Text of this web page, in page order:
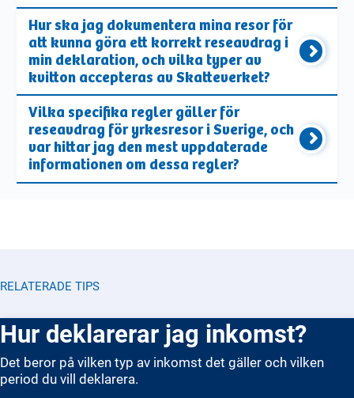
Hur ska jag dokumentera mina resor för
att kunna göra ett korrekt reseavdrag i
min deklaration, och vilka typer av
kvitton accepteras av Skatteverket?
Vilka specifika regler gäller för
reseavdrag för yrkesresor i Sverige, och
var hittar jag den mest uppdaterade
informationen om dessa regler?
RELATERADE TIPS
Hur deklarerar jag inkomst?
Det beror på vilken typ av inkomst det gäller och vilken
period du vill deklarera.